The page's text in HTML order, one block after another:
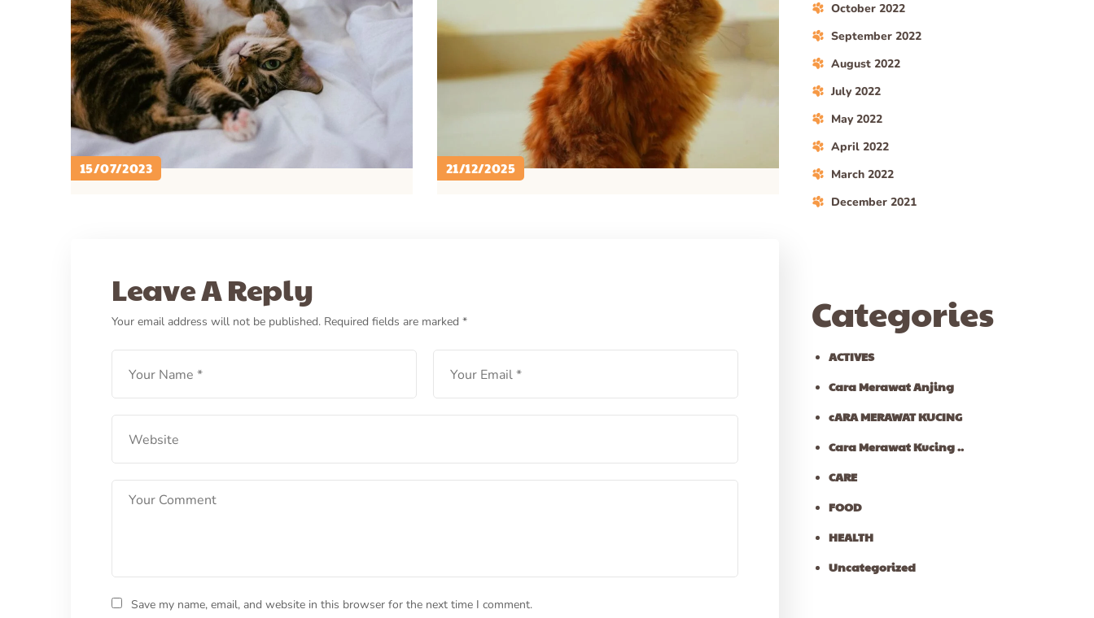
15/07/2023
Penyebab dan Cara
Mengatasi
LEARN MORE
21/12/2025
Leave A Reply
Your email address will not be published. Required fields are marked *
Save my name, email, and website in this browser for the next time I comment.
October 2022
September 2022
August 2022
July 2022
May 2022
April 2022
March 2022
December 2021
Categories
ACTIVES
Cara Merawat Anjing
cARA MERAWAT KUCING
Cara Merawat Kucing ..
CARE
FOOD
HEALTH
Uncategorized